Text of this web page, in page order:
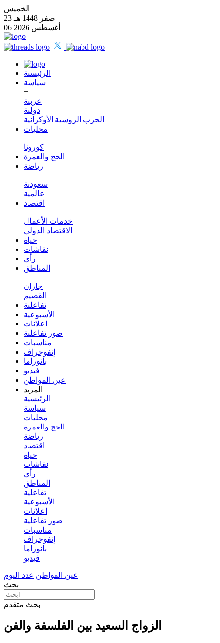
الخميس
23 صفر 1448 هـ
06 أغسطس 2026
الرئيسية
سياسة
+
عربية
دولية
الحرب الروسية الأوكرانية
محليات
+
كورونا
الحج والعمرة
رياضة
+
سعودية
عالمية
اقتصاد
+
خدمات الأعمال
الاقتصاد الدولي
حياة
نقاشات
رأي
المناطق
+
جازان
القصيم
تفاعلية
الأسبوعية
اعلانات
صور تفاعلية
مناسبات
إنفوجراف
بانوراما
فيديو
عين المواطن
المزيد
الرئيسية
سياسة
محليات
الحج والعمرة
رياضة
اقتصاد
حياة
نقاشات
رأي
المناطق
تفاعلية
الأسبوعية
اعلانات
صور تفاعلية
مناسبات
إنفوجراف
بانوراما
فيديو
عين المواطن عدد اليوم
بحث
بحث متقدم
الزواج السعيد بين الفلسفة والفن